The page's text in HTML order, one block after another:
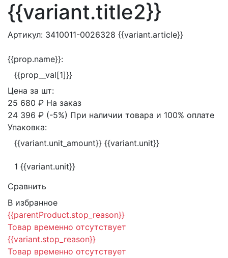
{{variant.title2}}
Артикул: 3410011-0026328 {{variant.article}}
{{prop.name}}:
{{prop__val[1]}}
Цена за шт:
25 680 ₽ На заказ
24 396 ₽ (-5%) При наличии товара и 100% оплате
Упаковка:
{{variant.unit_amount}} {{variant.unit}}
1 {{variant.unit}}
Сравнить
В избранное
{{parentProduct.stop_reason}}
Товар временно отсутствует
{{variant.stop_reason}}
Товар временно отсутствует